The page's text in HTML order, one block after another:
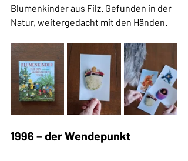
Blumenkinder aus Filz. Gefunden in der
Natur, weitergedacht mit den Händen.
1996 – der Wendepunkt